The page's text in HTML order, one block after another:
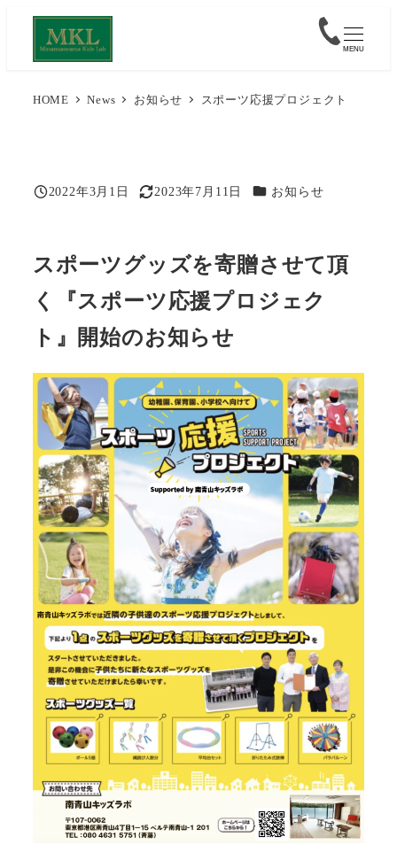
MENU
HOME News お知らせ スポーツ応援プロジェクト
投稿日
2022年3月1日
更新日
2023年7月11日 カテゴリー
お知らせ
スポーツグッズを寄贈させて頂
く『スポーツ応援プロジェク
ト』開始のお知らせ